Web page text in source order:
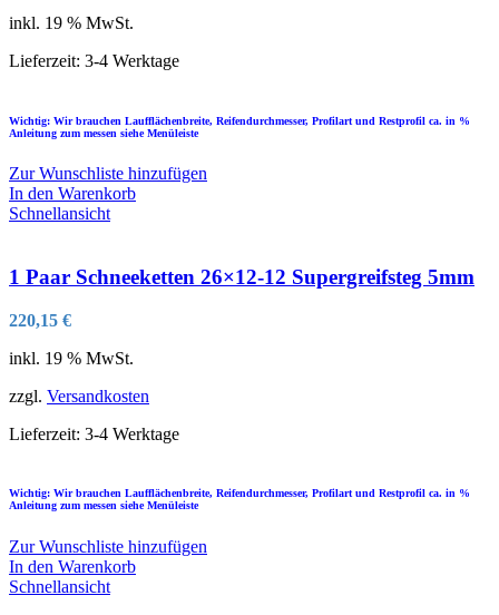
inkl. 19 % MwSt.
Lieferzeit: 3-4 Werktage
Wichtig: Wir brauchen Laufflächenbreite, Reifendurchmesser, Profilart und Restprofil ca. in %
Anleitung zum messen siehe Menüleiste
Zur Wunschliste hinzufügen
In den Warenkorb
Schnellansicht
1 Paar Schneeketten 26×12-12 Supergreifsteg 5mm
220,15 €
inkl. 19 % MwSt.
zzgl. Versandkosten
Lieferzeit: 3-4 Werktage
Wichtig: Wir brauchen Laufflächenbreite, Reifendurchmesser, Profilart und Restprofil ca. in %
Anleitung zum messen siehe Menüleiste
Zur Wunschliste hinzufügen
In den Warenkorb
Schnellansicht